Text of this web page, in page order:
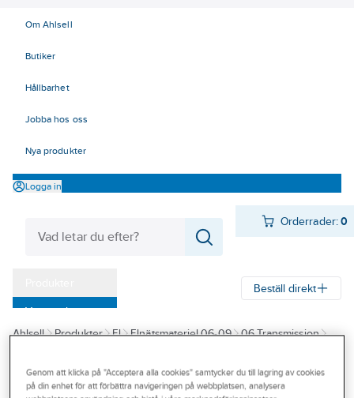
Om Ahlsell
Butiker
Hållbarhet
Jobba hos oss
Nya produkter
Logga in
Orderrader:0
Varumärken
Kampanjer
Outlet
Beställ direkt
Ahlsell Produkter El Elnätsmateriel 06-09
06 Transmission
ENSTO
Genom att klicka på "Acceptera alla cookies" samtycker du till lagring av cookies
på din enhet för att förbättra navigeringen på webbplatsen, analysera